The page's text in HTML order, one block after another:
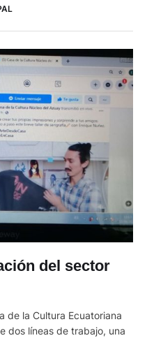
cuarentena. Una
del sector
de la Cultura Ecuatoriana
dos líneas de trabajo, una